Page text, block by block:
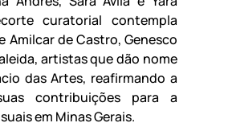
curatorial contempla
Amilcar de Castro, Genesco
artistas que dão nome
das Artes, reafirmando a
contribuições para a
em Minas Gerais.